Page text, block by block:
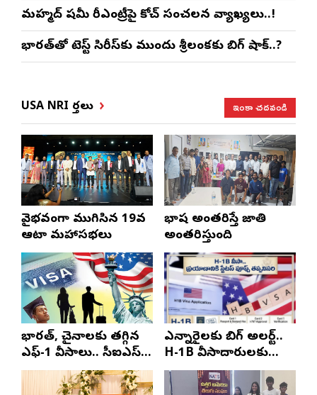
మహ్మద్ షమీ రీఎంట్రీపై కోచ్ సంచలన వ్యాఖ్యలు..!
భారత్‌తో టెస్ట్ సిరీస్‌కు ముందు శ్రీలంకకు బిగ్ షాక్..?
USA NRI వార్తలు ఇంకా చదవండి
వైభవంగా ముగిసిన 19వ
ఆటా మహాసభలు
భాష అంతరిస్తే జాతి
అంతరిస్తుంది
భారత్, చైనాలకు తగ్గిన
ఎఫ్-1 వీసాలు.. సీఐఎస్
నివేదిక..!
ఎన్నారైలకు బిగ్ అలర్ట్..
H-1B వీసాదారులకు
ప్రయాణ సమయంలో
స్టేటస్ ప్రూఫ్స్ తప్పనిసరి..!